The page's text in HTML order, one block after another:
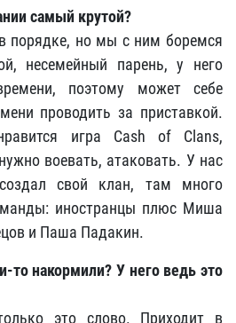
самый крутой?
порядке, но мы с ним боремся
несемейный парень, у него
поэтому может себе
проводить за приставкой.
игра Cash of Clans,
воевать, атаковать. У нас
свой клан, там много
иностранцы плюс Миша
и Паша Падакин.
то накормили? У него ведь это
это слово. Приходит в